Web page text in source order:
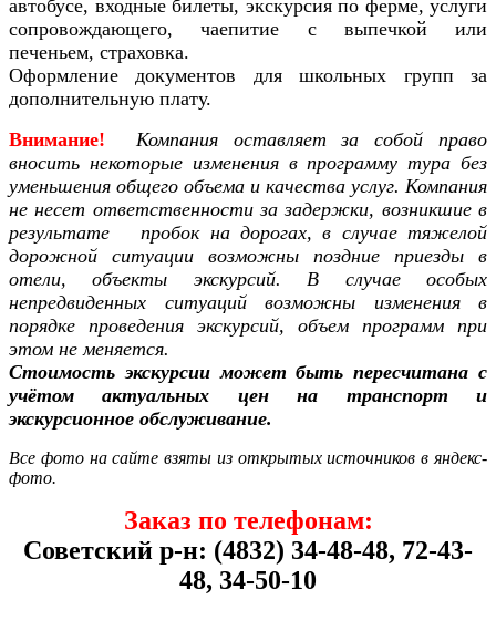
автобусе, входные билеты, экскурсия по ферме, услуги
сопровождающего, чаепитие с выпечкой или
печеньем, страховка.
Оформление документов для школьных групп за
дополнительную плату.
Внимание!
Компанияоставляет за собой право
вносить некоторые изменения в программу тура без
уменьшения общего объема и качества услуг. Компания
не несет ответственности за задержки, возникшие в
результате пробок на дорогах, в случае тяжелой
дорожной ситуации возможны поздние приезды в
отели, объекты экскурсий. В случае особых
непредвиденных ситуаций возможны изменения в
порядке проведения экскурсий, объем программ при
этом не меняется.
Стоимость экскурсии может быть пересчитана с
учётом актуальных цен на транспорт и
экскурсионное обслуживание.
Все фото на сайте взяты из открытых источников в яндекс-
фото.
Заказ по телефонам:
Советский р-н: (4832) 34-48-48, 72-43-
48, 34-50-10